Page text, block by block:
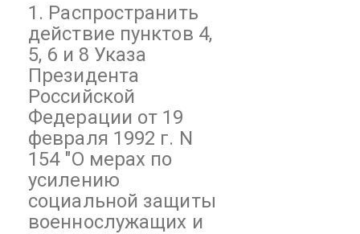
1. Распространить
действие пунктов 4,
5, 6 и 8 Указа
Президента
Российской
Федерации от 19
февраля 1992 г. N
154 "О мерах по
усилению
социальной защиты
военнослужащих и